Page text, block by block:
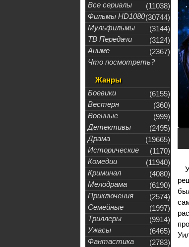
Все сериалы
(11038)
Фильмы HD1080(30744)
Мульфильмы
(3144)
ТВ Передачи
(3124)
Аниме
(2367)
Что посмотреть?
Жанры
Боевики
(6155)
Вестерн
(360)
Военные
(999)
Детективы
(2495)
Драма
(19665)
Исторические
(1170)
Комедии
(11940)
Криминал
(4080)
Мелодрама
(6190)
Приключения
(2574)
Семейные
(1997)
Триллеры
(9914)
Ужасы
(6465)
Фантастика
(2783)